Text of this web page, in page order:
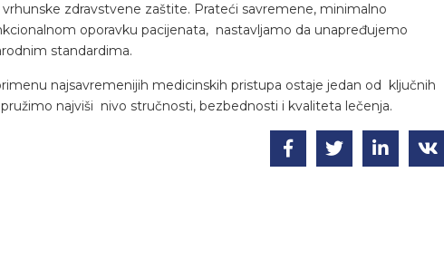
zdravstvene zaštite. Prateći savremene, minimalno
oporavku pacijenata, nastavljamo da unapređujemo
standardima.
najsavremenijih medicinskih pristupa ostaje jedan od ključnih
najviši nivo stručnosti, bezbednosti i kvaliteta lečenja.